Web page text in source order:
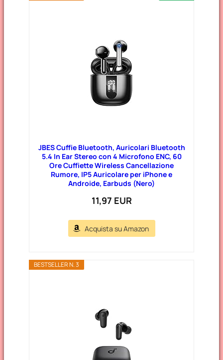
JBES Cuffie Bluetooth, Auricolari Bluetooth
5.4 In Ear Stereo con 4 Microfono ENC, 60
Ore Cuffiette Wireless Cancellazione
Rumore, IP5 Auricolare per iPhone e
Androide, Earbuds (Nero)
11,97 EUR
Acquista su Amazon
BESTSELLER N. 3